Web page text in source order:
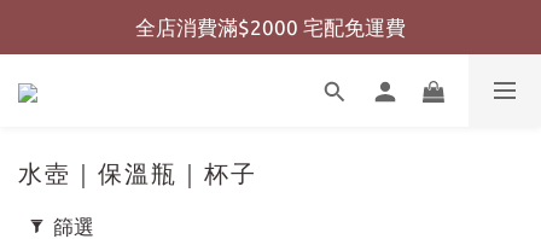
全店消費滿$999 超商免運費
全店消費滿$2000 宅配免運費
全店消費滿$999 超商免運費
水壺｜保溫瓶｜杯子
篩選